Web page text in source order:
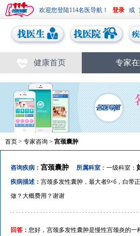
欢迎您登陆114名医导航！ 或
健康首页 专家
首页 > 专家咨询 > 宫颈囊肿
咨询疾病： 宫颈囊肿 所属科室 ：一级科室：
疾病描述： 宫颈多发性囊肿，最大者9×6，白带
做？大概费用？谢谢
回答： 您好，宫颈多发性囊肿是慢性宫颈炎的